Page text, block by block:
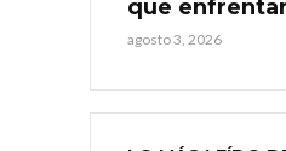
que
agosto 3, 2026